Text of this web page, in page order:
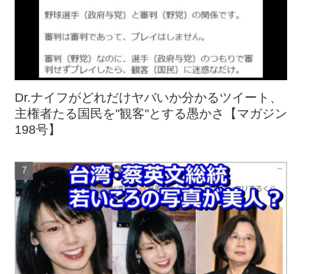
Dr.ナイフがどれだけヤバいか分かるツイート、
主権者たる国民を"観客"とする愚かさ【マガジン
198号】